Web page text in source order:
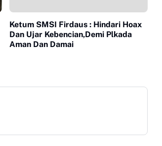
Ketum SMSI Firdaus : Hindari Hoax
Dan Ujar Kebencian,Demi Plkada
Aman Dan Damai